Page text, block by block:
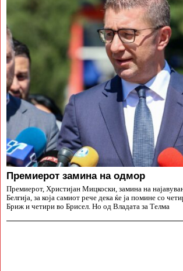
Премиерот замина на одмор
Премиерот, Христијан Мицкоски, замина на
Белгија, за која самиот рече дека ќе ја помине со
Бриж и четири во Брисел. Но од Владата за Телма